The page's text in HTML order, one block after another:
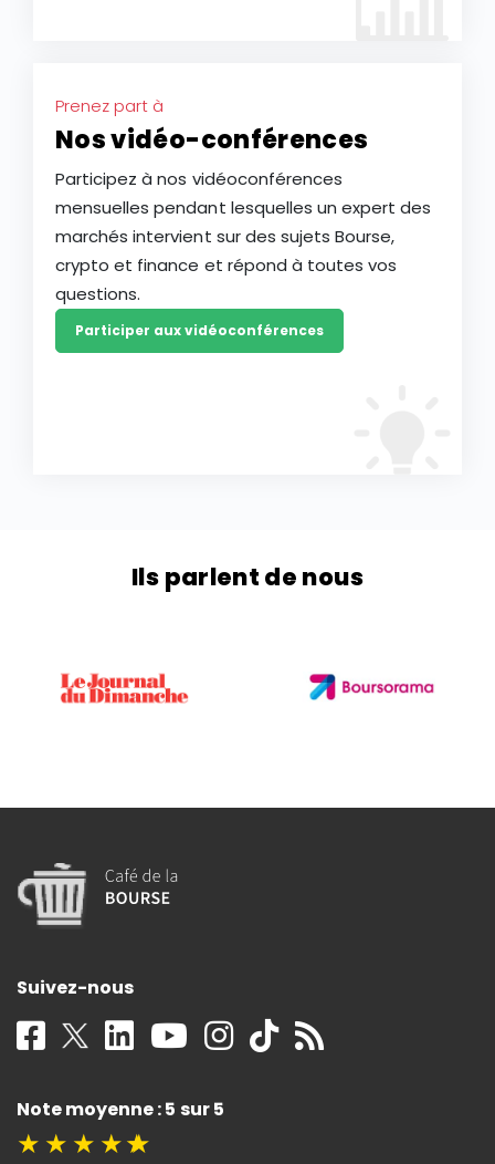
Prenez part à
Nos vidéo-conférences
Participez à nos vidéoconférences
mensuelles pendant lesquelles un expert des
marchés intervient sur des sujets Bourse,
crypto et finance et répond à toutes vos
questions.
Participer aux vidéoconférences
Ils parlent de nous
Suivez-nous
Note moyenne : 5 sur 5
★ ★ ★ ★★